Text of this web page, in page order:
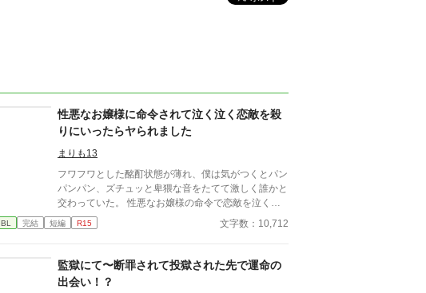
性悪なお嬢様に命令されて泣く泣く恋敵を殺
りにいったらヤられました
まりも13
フワフワとした酩酊状態が薄れ、僕は気がつくとパン
パンパン、ズチュッと卑猥な音をたてて激しく誰かと
交わっていた。 性悪なお嬢様の命令で恋敵を泣く泣
く殺りに行ったら逆にヤラれちゃった、ちょっとアホ
な子の話です。 （ムーンライトノベルにも掲載して
BL 完結 短編 R15 文字数：10,712
監獄にて〜断罪されて投獄された先で運命の
出会い！？